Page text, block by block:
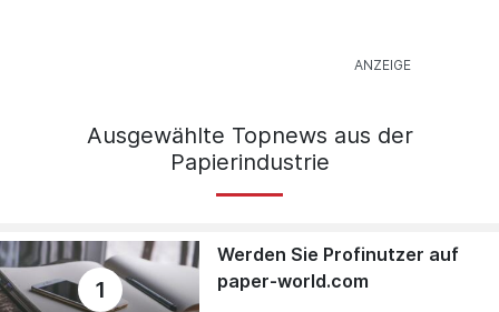
Ausgewählte Topnews aus der
Papierindustrie
1
Werden Sie Profinutzer auf
paper-world.com